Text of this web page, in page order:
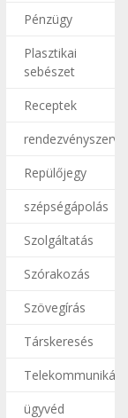
Pénzügy
Plasztikai
sebészet
Receptek
Repülőjegy
szépségápolás
Szolgáltatás
Szórakozás
Szövegírás
Társkeresés
ügyvéd